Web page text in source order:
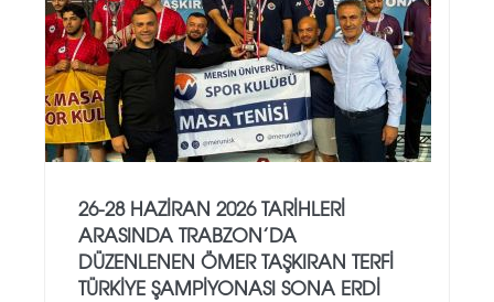
26-28 HAZIRAN 2026 TARIHLERI
ARASINDA TRABZON’DA
DÜZENLENEN ÖMER TAŞKIRAN TERFI
TÜRKIYE ŞAMPIYONASI SONA ERDI